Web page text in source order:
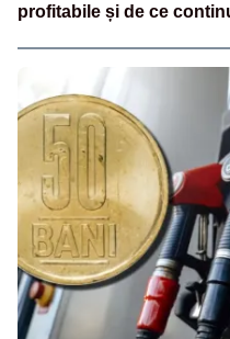
profitabile și de ce